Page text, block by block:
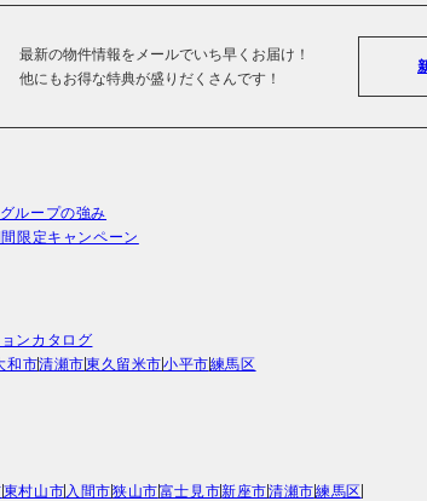
最新の物件情報をメールでいち早くお届け！
他にもお得な特典が盛りだくさんです！
ループの強み
限定キャンペーン
ンカタログ
和市清瀬市東久留米市小平市練馬区
東村山市 入間市狭山市富士見市新座市清瀬市練馬区